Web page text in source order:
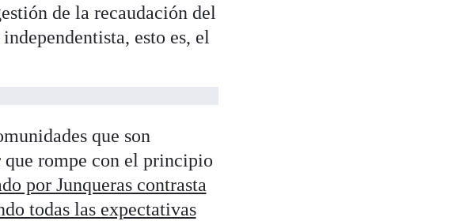
de la recaudación del
esto es, el
que son
que rompe con el principio
por Junqueras contrasta
todas las expectativas